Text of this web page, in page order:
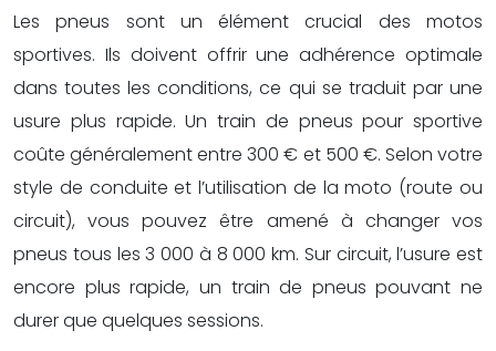
Les pneus sont un élément crucial des motos
sportives. Ils doivent offrir une adhérence optimale
dans toutes les conditions, ce qui se traduit par une
usure plus rapide. Un train de pneus pour sportive
coûte généralement entre 300 € et 500 €. Selon votre
style de conduite et l’utilisation de la moto (route ou
circuit), vous pouvez être amené à changer vos
pneus tous les 3 000 à 8 000 km. Sur circuit, l’usure est
encore plus rapide, un train de pneus pouvant ne
durer que quelques sessions.